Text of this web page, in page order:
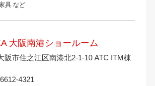
具 など
大阪南港ショールーム
阪市住之江区南港北2-1-10 ATC ITM棟
4321